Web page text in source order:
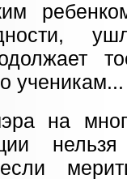
ученикам...
на